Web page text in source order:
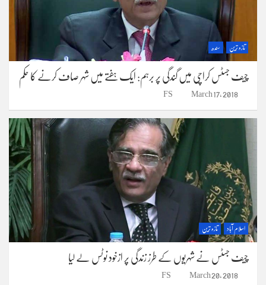
تازہ ترین سندھ
چیف جسٹس کراچی میں گندگی پر برہم: ایک ہفتے میں شہر صاف کرنے کا حکم
March 17, 2018
FS
اسلام آباد تازہ ترین
چیف جسٹس نے شہریوں کے طرز زندگی پر ازخود نوٹس لے لیا
March 20, 2018
FS